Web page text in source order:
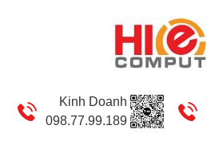
Kinh Doanh
098.77.99.189